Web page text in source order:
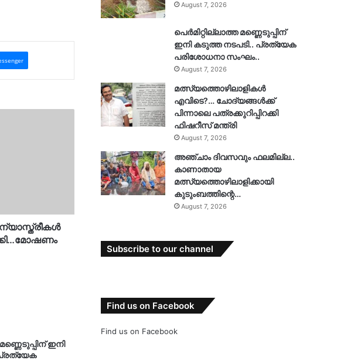
ഇനി
August 7, 2026
പെർമിറ്റില്ലാത്ത മണ്ണെടുപ്പിന്
ഇനി കടുത്ത നടപടി.. പ്രത്യേക
പരിശോധനാ സംഘം..
August 7, 2026
മത്സ്യത്തൊഴിലാളികൾ
എവിടെ?… ചോദ്യങ്ങൾക്ക്
പിന്നാലെ പത്രക്കുറിപ്പിറക്കി
ഫിഷറീസ് മന്ത്രി
August 7, 2026
അഞ്ചാം ദിവസവും ഫലമില്ല..
കാണാതായ
മത്സ്യത്തൊഴിലാളിക്കായി
കുടുംബത്തിന്റെ…
August 7, 2026
Subscribe to our channel
Find us on Facebook
Find us on Facebook